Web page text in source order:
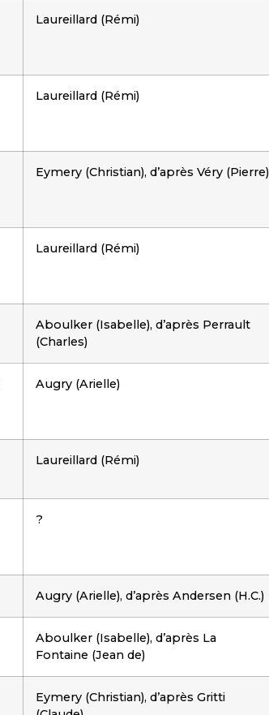
Laureillard (Rémi)
Laureillard (Rémi)
Eymery (Christian), d’après Véry (Pierre)
Laureillard (Rémi)
Aboulker (Isabelle), d’après Perrault
(Charles)
Augry (Arielle)
Laureillard (Rémi)
?
Augry (Arielle), d’après Andersen (H.C.)
Aboulker (Isabelle), d’après La
Fontaine (Jean de)
Eymery (Christian), d’après Gritti